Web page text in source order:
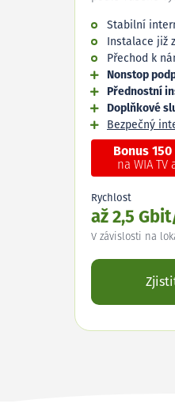
Stabilní
Instalace již
Přechod k
Nonstop
Přednostní
Doplňkové
Bezpečný
Bonus
na WIA
Rychlost
až 2,5
V závislosti na